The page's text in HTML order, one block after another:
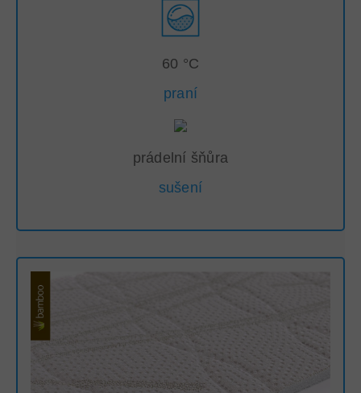
60 °C
praní
prádelní šňůra
sušení